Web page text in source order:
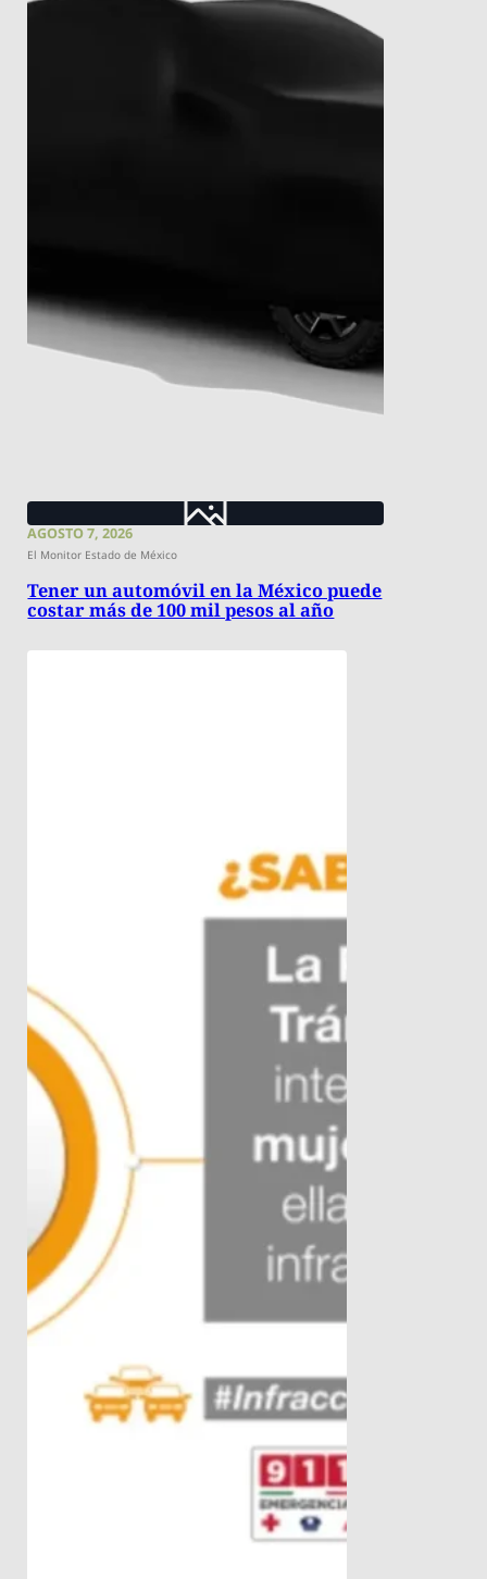
AGOSTO 7, 2026
El Monitor Estado de México
Tener un automóvil en la México puede
costar más de 100 mil pesos al año